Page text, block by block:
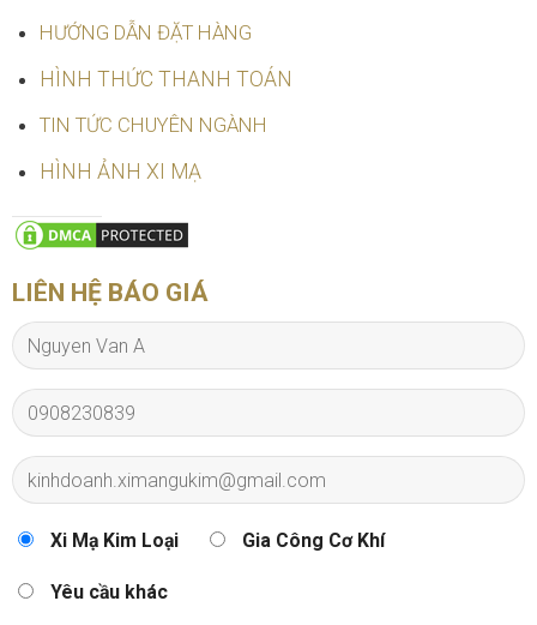
HƯỚNG DẪN ĐẶT HÀNG
HÌNH THỨC THANH TOÁN
TIN TỨC CHUYÊN NGÀNH
HÌNH ẢNH XI MẠ
LIÊN HỆ BÁO GIÁ
Xi Mạ Kim Loại Gia Công Cơ Khí
Yêu cầu khác